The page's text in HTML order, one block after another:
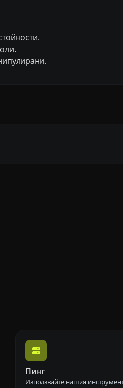
Пинг